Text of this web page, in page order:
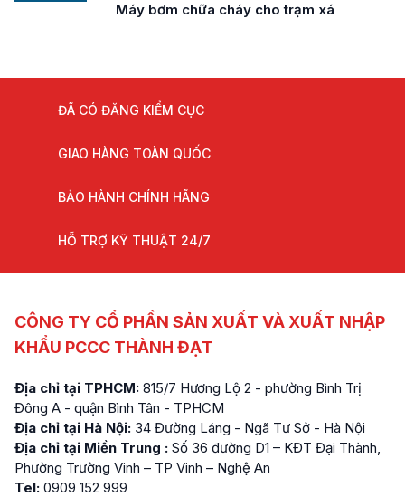
Máy bơm chữa cháy cho trạm xá
ĐÃ CÓ ĐĂNG KIỂM CỤC
GIAO HÀNG TOÀN QUỐC
BẢO HÀNH CHÍNH HÃNG
HỖ TRỢ KỸ THUẬT 24/7
CÔNG TY CỔ PHẦN SẢN XUẤT VÀ XUẤT NHẬP
KHẨU PCCC THÀNH ĐẠT
Địa chỉ tại TPHCM: 815/7 Hương Lộ 2 - phường Bình Trị
Đông A - quận Bình Tân - TPHCM
Địa chỉ tại Hà Nội: 34 Đường Láng - Ngã Tư Sở - Hà Nội
Địa chỉ tại Miền Trung : Số 36 đường D1 – KĐT Đại Thành,
Phường Trường Vinh – TP Vinh – Nghệ An
Tel: 0909 152 999